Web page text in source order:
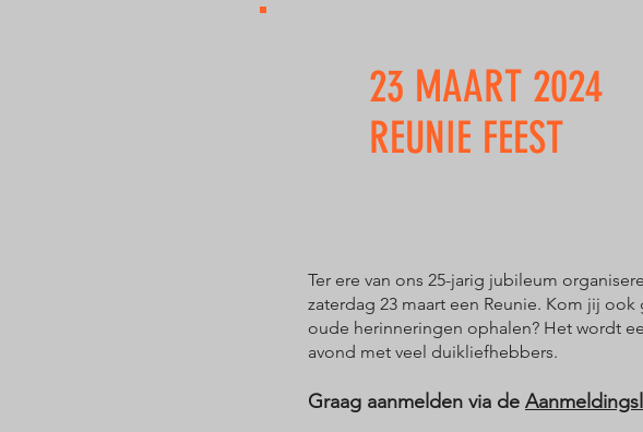
23 MAART 2024
REUNIE FEEST
Ter ere van ons 25-jarig jubileum
zaterdag 23 maart een Reunie. Kom jij ook
oude herinneringen ophalen? Het wordt
avond met veel duikliefhebbers.
Graag aanmelden via de Aanmeldi